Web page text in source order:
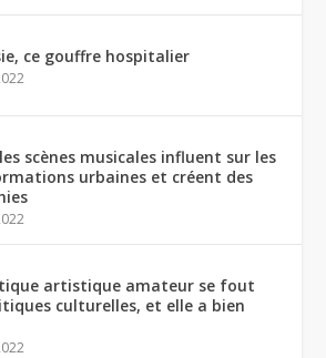
ce gouffre hospitalier
scènes musicales influent sur les
urbaines et créent des
artistique amateur se fout
culturelles, et elle a bien